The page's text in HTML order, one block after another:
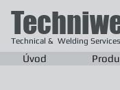
Technical & Welding Services
Úvod